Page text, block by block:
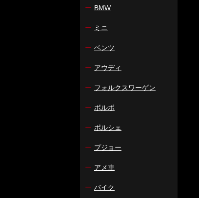
ー BMW
ー ミニ
ー ベンツ
ー アウディ
ー フォルクスワーゲン
ー ボルボ
ー ポルシェ
ー プジョー
ー アメ車
ー バイク